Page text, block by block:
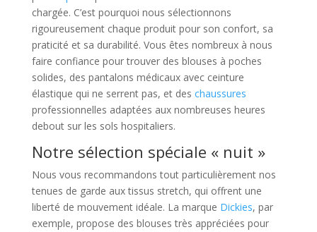
chargée. C’est pourquoi nous sélectionnons
rigoureusement chaque produit pour son confort, sa
praticité et sa durabilité. Vous êtes nombreux à nous
faire confiance pour trouver des blouses à poches
solides, des pantalons médicaux avec ceinture
élastique qui ne serrent pas, et des chaussures
professionnelles adaptées aux nombreuses heures
debout sur les sols hospitaliers.
Notre sélection spéciale « nuit »
Nous vous recommandons tout particulièrement nos
tenues de garde aux tissus stretch, qui offrent une
liberté de mouvement idéale. La marque Dickies, par
exemple, propose des blouses très appréciées pour